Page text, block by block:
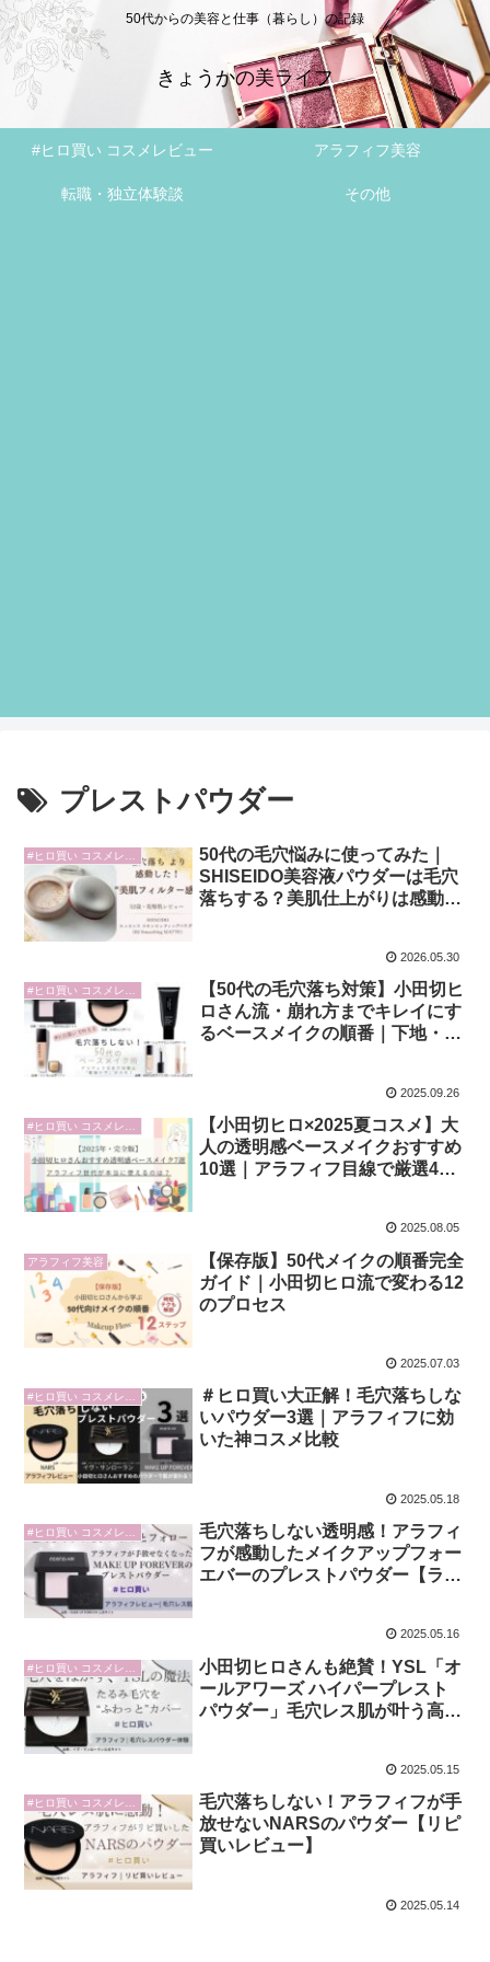
50代からの美容と仕事（暮らし）の記録
きょうかの美ライフ
#ヒロ買い コスメレビュー アラフィフ美容
転職・独立体験談 その他
プレストパウダー
50代の毛穴悩みに使ってみた｜
SHISEIDO美容液パウダーは毛穴
落ちする？美肌仕上がりは感動
2026.05.30
#ヒロ買い コスメレビュー
【50代の毛穴落ち対策】小田切ヒ
ロさん流・崩れ方までキレイにす
るベースメイクの順番｜下地・フ
2025.09.26
【小田切ヒロ×2025夏コスメ】大
人の透明感ベースメイクおすすめ
10選｜アラフィフ目線で厳選4品
2025.08.05
アラフィフ美容
【保存版】50代メイクの順番完全
ガイド｜小田切ヒロ流で変わる12
のプロセス
2025.07.03
#ヒロ買い コスメレビュー
＃ヒロ買い大正解！毛穴落ちしな
いパウダー3選｜アラフィフに効
いた神コスメ比較
2025.05.18
毛穴落ちしない透明感！アラフィ
フが感動したメイクアップフォー
エバーのプレストパウダー【ラベ
2025.05.16
小田切ヒロさんも絶賛！YSL「オ
ールアワーズ ハイパープレスト
パウダー」毛穴レス肌が叶う高機
2025.05.15
#ヒロ買い コスメレビュー
毛穴落ちしない！アラフィフが手
放せないNARSのパウダー【リピ
買いレビュー】
2025.05.14